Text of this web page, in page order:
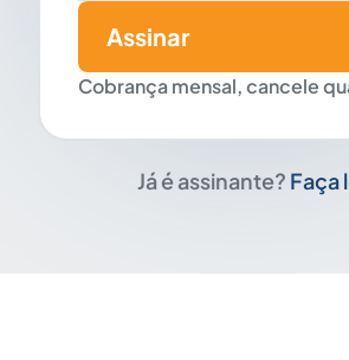
Cobrança mensal, cancele
Assinar
Já é assinante? Faça